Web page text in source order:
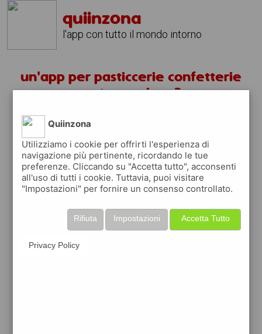
quiinzona
l'app con tutto il mondo intorno
un'app per pasticcerie confetterie
castano primo ?
scarica gratis app
quiinzona è una app
gratuita
che ti aiuta se cerchi 'un'app per
che ti premia ogni volta che la usi
raccogli punti da convertire inbuoni sconto
Quiinzona
Utilizziamo i cookie per offrirti l'esperienza di
navigazione più pertinente, ricordando le tue
preferenze. Cliccando su "Accetta tutto", acconsenti
all'uso di tutti i cookie. Tuttavia, puoi visitare
"Impostazioni" per fornire un consenso controllato.
Accetta Tutto
Impostazioni
Rifiuta
Privacy Policy